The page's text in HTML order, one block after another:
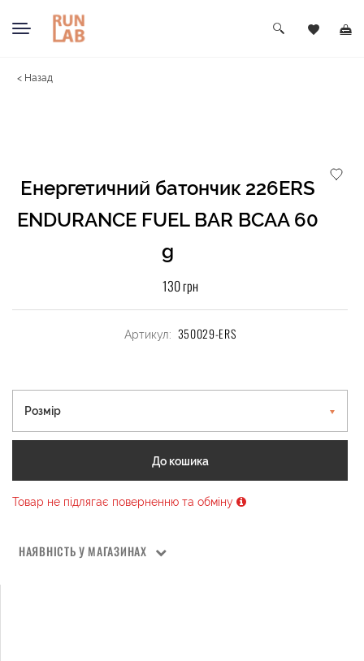
< Назад
Енергетичний батончик 226ERS
ENDURANCE FUEL BAR BCAA 60
g
130 грн
Артикул: 350029-ERS
Розмір
До кошика
Товар не підлягає поверненню та обміну
НАЯВНІСТЬ У МАГАЗИНАХ